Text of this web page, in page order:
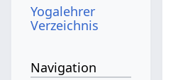
Yogalehrer
Verzeichnis
Navigation